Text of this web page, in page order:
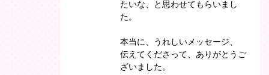
たいな、と思わせてもらいまし
た。
本当に、うれしいメッセージ、
伝えてくださって、ありがとうご
ざいました。